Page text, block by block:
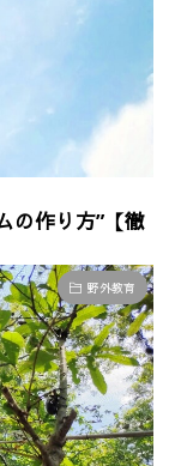
の作り方”【徹
野外教育